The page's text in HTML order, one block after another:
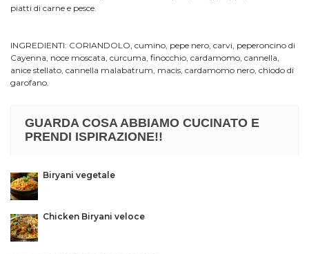
piatti di carne e pesce.
INGREDIENTI: CORIANDOLO, cumino, pepe nero, carvi, peperoncino di
Cayenna, noce moscata, curcuma, finocchio, cardamomo, cannella,
anice stellato, cannella malabatrum, macis, cardamomo nero, chiodo di
garofano.
GUARDA COSA ABBIAMO CUCINATO E
PRENDI ISPIRAZIONE!!
Biryani vegetale
Chicken Biryani veloce